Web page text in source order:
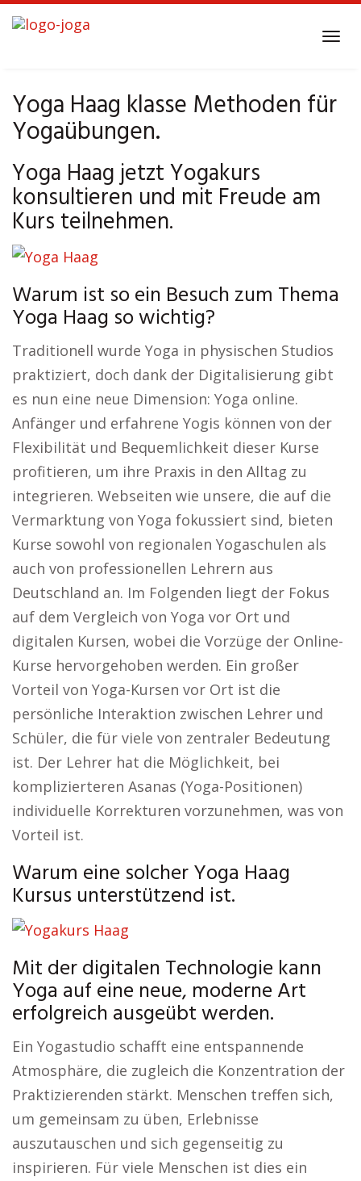
Skip
to
Yoga Haag klasse Methoden für
Yogaübungen.
Yoga Haag jetzt Yogakurs
konsultieren und mit Freude am
Kurs teilnehmen.
Warum ist so ein Besuch zum Thema
Yoga Haag so wichtig?
Traditionell wurde Yoga in physischen Studios
praktiziert, doch dank der Digitalisierung gibt
es nun eine neue Dimension: Yoga online.
Anfänger und erfahrene Yogis können von der
Flexibilität und Bequemlichkeit dieser Kurse
profitieren, um ihre Praxis in den Alltag zu
integrieren. Webseiten wie unsere, die auf die
Vermarktung von Yoga fokussiert sind, bieten
Kurse sowohl von regionalen Yogaschulen als
auch von professionellen Lehrern aus
Deutschland an. Im Folgenden liegt der Fokus
auf dem Vergleich von Yoga vor Ort und
digitalen Kursen, wobei die Vorzüge der Online-
Kurse hervorgehoben werden. Ein großer
Vorteil von Yoga-Kursen vor Ort ist die
persönliche Interaktion zwischen Lehrer und
Schüler, die für viele von zentraler Bedeutung
ist. Der Lehrer hat die Möglichkeit, bei
komplizierteren Asanas (Yoga-Positionen)
individuelle Korrekturen vorzunehmen, was von
Vorteil ist.
Warum eine solcher Yoga Haag
Kursus unterstützend ist.
Mit der digitalen Technologie kann
Yoga auf eine neue, moderne Art
erfolgreich ausgeübt werden.
Ein Yogastudio schafft eine entspannende
Atmosphäre, die zugleich die Konzentration der
Praktizierenden stärkt. Menschen treffen sich,
um gemeinsam zu üben, Erlebnisse
auszutauschen und sich gegenseitig zu
inspirieren. Für viele Menschen ist dies ein